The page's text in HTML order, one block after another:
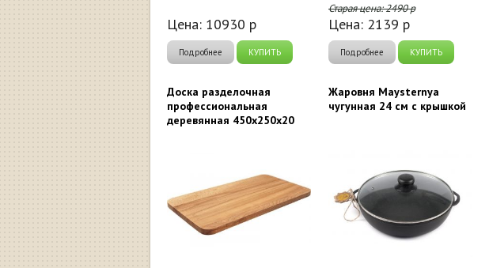
Цена: 10930 р
Подробнее КУПИТЬ
Старая цена:2490р
Цена: 2139 р
Подробнее КУПИТЬ
Доска разделочная
профессиональная
деревянная 450x250x20
Жаровня Maysternya
чугунная 24 см с крышкой